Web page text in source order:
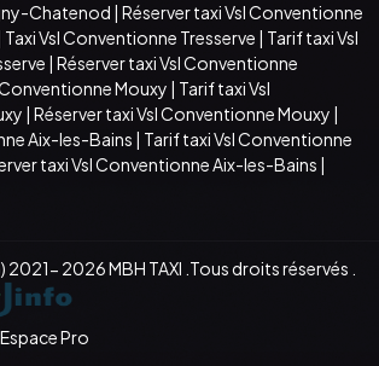
Chatenod | Réserver taxi Vsl Conventionne
Taxi Vsl Conventionne Tresserve | Tarif taxi Vsl
| Réserver taxi Vsl Conventionne
Conventionne Mouxy | Tarif taxi Vsl
| Réserver taxi Vsl Conventionne Mouxy |
Aix-les-Bains | Tarif taxi Vsl Conventionne
taxi Vsl Conventionne Aix-les-Bains |
2026 MBH TAXI .Tous droits réservés .
Espace Pro